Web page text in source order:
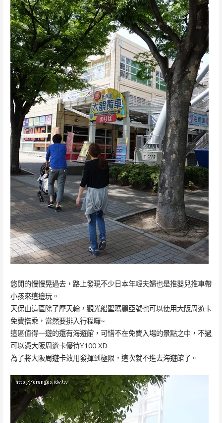
悠閒的慢慢晃過去，路上發現不少日本年輕夫婦也是推嬰兒推車帶
小孩來這邊玩。
天保山這區除了摩天輪，觀光船聖瑪麗亞號也可以使用大阪周遊卡
免費搭乘，當然要排入行程囉~
這區值得一遊的還有海遊館，可惜不在免費入場的景點之中，不過
可以憑大阪周遊卡優待¥100 XD
為了將大阪周遊卡效用發揮到極限，這次就不進去海遊館了。